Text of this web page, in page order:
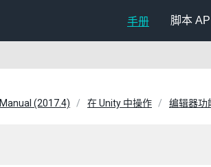
手册 脚本 API
(2017.4) 在 Unity 中操作 编辑器功